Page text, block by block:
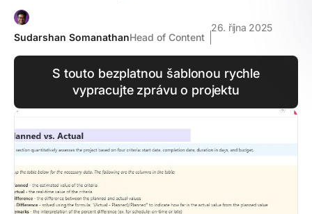
Sudarshan SomanathanHead of Content
26. října 2025
S touto bezplatnou šablonou rychle
vypracujte zprávu o projektu